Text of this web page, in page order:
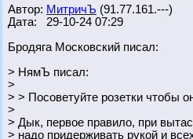
Автор: МитричЪ (91.77.161.---)
Дата: 29-10-24 07:29
Бродяга Московский писал:
> НямЪ писал:
>
> > Посоветуйте розетки чтобы
>
> Дык, первое правило, при
> надо придерживать рукой и